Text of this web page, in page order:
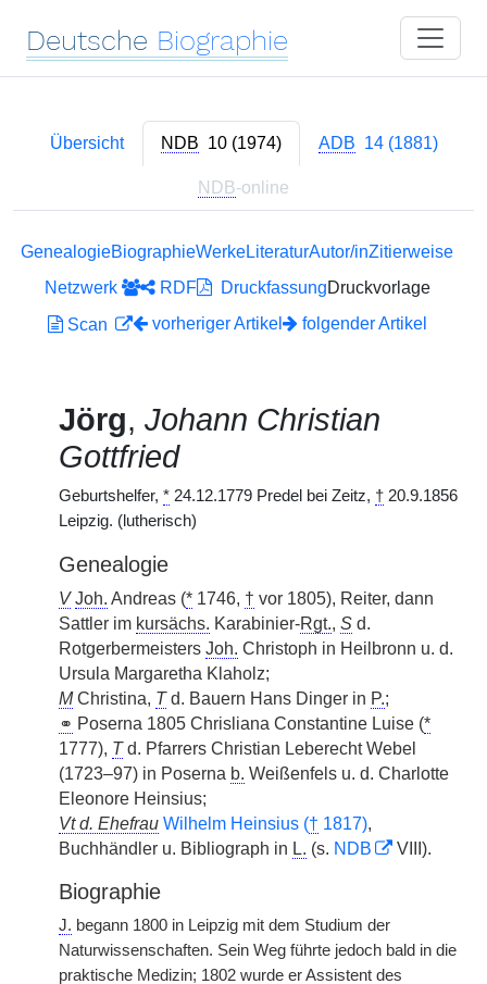
Deutsche Biographie
Übersicht NDB 10 (1974) ADB 14 (1881)
NDB-online
GenealogieBiographieWerkeLiteraturAutor/inZitierweise
Netzwerk
RDF DruckfassungDruckvorlage
Scan
vorheriger Artikel folgender Artikel
Jörg, Johann Christian
Gottfried
Geburtshelfer, * 24.12.1779 Predel bei Zeitz, † 20.9.1856
Leipzig. (lutherisch)
Genealogie
V Joh. Andreas (* 1746, † vor 1805), Reiter, dann
Sattler im kursächs. Karabinier-Rgt., S d.
Rotgerbermeisters Joh. Christoph in Heilbronn u. d.
Ursula Margaretha Klaholz;
MChristina, Td. Bauern Hans Dinger in P.;
⚭ Poserna 1805 Chrisliana Constantine Luise (*
1777), Td. Pfarrers Christian Leberecht Webel
(1723–97) in Poserna b. Weißenfels u. d. Charlotte
Eleonore Heinsius;
Vt d. Ehefrau Wilhelm Heinsius († 1817),
Buchhändler u. Bibliograph in L. (s. NDB VIII).
Biographie
J. begann 1800 in Leipzig mit dem Studium der
Naturwissenschaften. Sein Weg führte jedoch bald in die
praktische Medizin; 1802 wurde er Assistent des